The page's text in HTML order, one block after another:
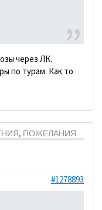
через ЛК.
по турам. Как то
ПОЖЕЛАНИЯ
#1278893